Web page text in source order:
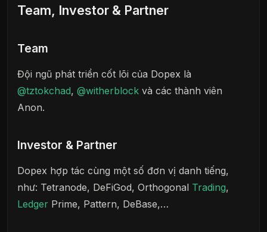
Team, Investor & Partner
Team
Đội ngũ phát triển cốt lõi của Dopex là
@tztokchad, @witherblock và các thành viên
Anon.
Investor & Partner
Dopex hợp tác cùng một số đơn vị danh tiếng,
như: Tetranode, DeFiGod, Orthogonal Trading,
Ledger Prime, Pattern, DeBase,…